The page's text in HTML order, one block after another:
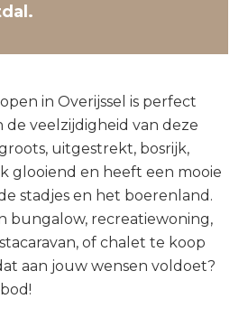
in Overijssel is perfect
veelzijdigheid van deze
uitgestrekt, bosrijk,
glooiend en heeft een mooie
stadjes en het boerenland.
bungalow, recreatiewoning,
of chalet te koop
aan jouw wensen voldoet?